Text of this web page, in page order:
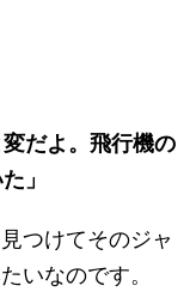
だよ。飛行機の
」
つけてそのジャ
いなのです。